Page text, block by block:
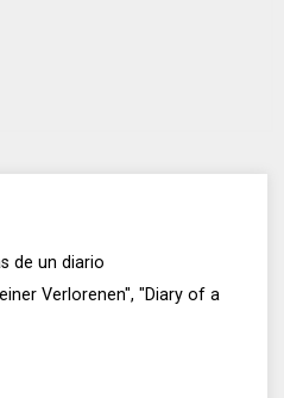
de un diario
Verlorenen", "Diary of a